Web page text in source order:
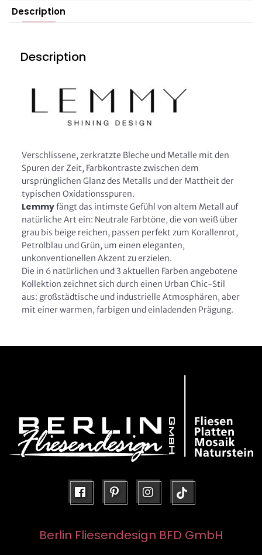
Description
Description
Verschlissene, zerkratzte Bleche und Metalle mit den
Spuren der Zeit, Farbkontraste zwischen dem
ursprünglichen Glanz des Metalls und der Mattheit der
typischen Oxidationsspuren.
Lemmyfängt das intimste Gefühl von altem Metall auf
natürliche Art ein: Neutrale Farbtöne, die von weiß über
grau bis beige reichen, passen perfekt zum Korallenrot,
Petrolblau und Grün, um einen eleganten,
unkonventionellen Akzent zu erzielen.
Die in 6 natürlichen und 3 aktuellen Farben angebotene
Kollektion zeichnet sich durch einen Urban Chic-Stil
aus: großstädtische und industrielle Atmosphären, aber
mit einer warmen, farbigen und einladenden Prägung.
facebookpinterestinstagram
Berlin Fliesendesign BFD GmbH